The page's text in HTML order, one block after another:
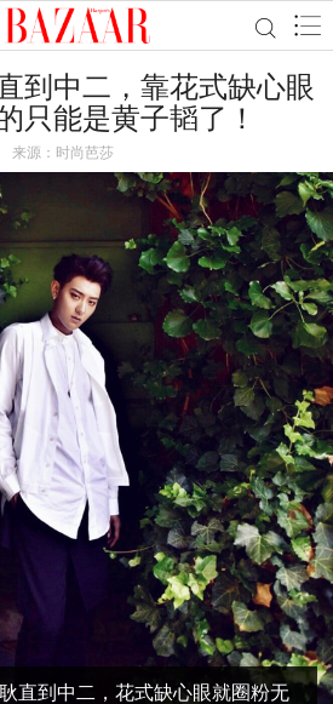
到中二，靠花式缺心眼
只能是黄子韬了！
来源：时尚芭莎
直到中二，花式缺心眼就圈粉无